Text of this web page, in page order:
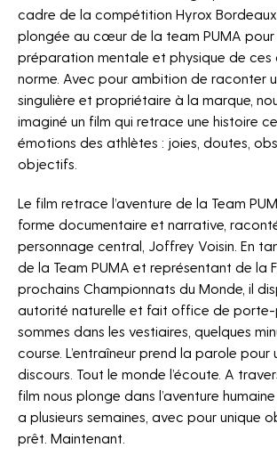
Contact
The Fan Syndicate
Press Room
cadre de la compétition Hyrox Bordeaux,
plongée au cœur de la team PUMA
préparation mentale et physique de ces
norme. Avec pour ambition de raconter
singulière et propriétaire à la marque,
imaginé un film qui retrace une histoire
émotions des athlètes : joies, doutes,
objectifs.
Le film retrace l’aventure de la Team
forme documentaire et narrative,
personnage central, Joffrey Voisin. En
de la Team PUMA et représentant de la
prochains Championnats du Monde, il
autorité naturelle et fait office de porte-
sommes dans les vestiaires, quelques
course. L’entraîneur prend la parole pour
discours. Tout le monde l’écoute. A
film nous plonge dans l’aventure
a plusieurs semaines, avec pour unique
prêt. Maintenant.